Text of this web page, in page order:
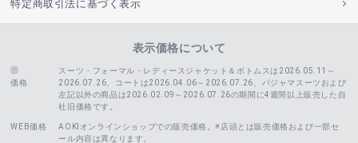
特定商取引法に基づく表示
表示価格について
価格
スーツ・フォーマル・レディースジャケット＆ボトムスは2026.05.11～
2026.07.26、コートは2026.04.06～2026.07.26、
パジャマスーツおよび
左記以外の商品は2026.02.09～2026.07.26の期間に4週間以上販売した自
社旧価格です。
WEB価格
AOKIオンラインショップでの販売価格。※店頭とは販売価格および一部セ
ール内容は異なります。